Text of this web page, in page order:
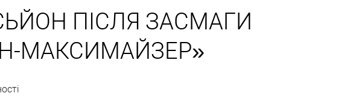
ПІСЛЯ ЗАСМАГИ
МАКСИМАЙЗЕР»